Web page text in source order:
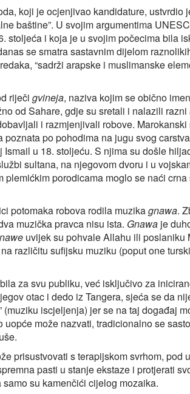
koji je ocjenjivao kandidature, ustvrdio
baštine”. U svojim argumentima
stoljeća i koja je u svojim počecima bila
se smatra sastavnim dijelom
“sadrži arapske i muslimanske
riječi gvineja, naziva kojim se obično
od Sahare, gdje su sretali i nalazili
i razmjenjivali robove.
poznata po pohodima na jugu svog
u 18. stoljeću. S njima su došle
sultana, na njegovom dvoru i u
plemićkim porodicama moglo se naći
potomaka robova rodila muzikagnawa.
muzička pravca nisu ista. Gnawa je
uvijek su pohvale Allahu ili poslaniku
različitu sufijsku muziku (poput one
za svu publiku, već isključivo za
otac i dedo iz Tangera, sjeća se da
(muziku iscjeljenja) jer se na taj događaj
uopće može nazvati, tradicionalno se
prisustvovati s terapijskom svrhom, pod
pasti u stanje ekstaze i protjerati
su kamenčići cijelog mozaika.